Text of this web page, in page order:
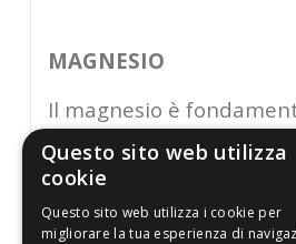
MAGNESIO
Il magnesio è
attivare la vitamina D,
vitamina D aiuta ad
l'assorbimento del
intestinale.
Questo sito web utilizza
cookie
Questo sito web utilizza i cookie per
migliorare la tua esperienza di